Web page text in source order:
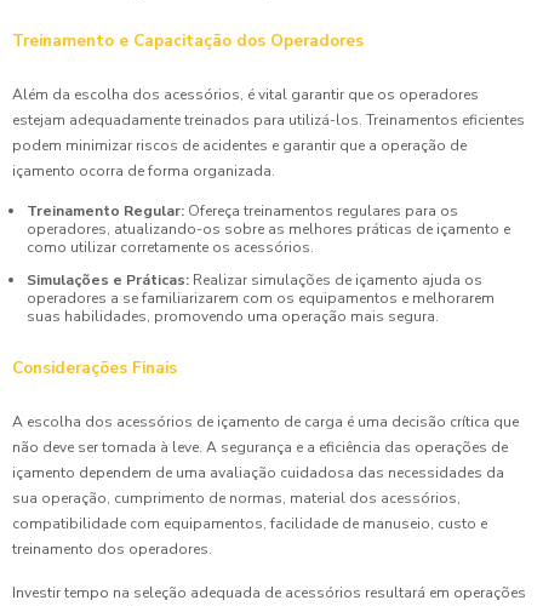
Treinamento e Capacitação dos Operadores
Além da escolha dos acessórios, é vital garantir que os operadores
estejam adequadamente treinados para utilizá-los. Treinamentos eficientes
podem minimizar riscos de acidentes e garantir que a operação de
içamento ocorra de forma organizada.
Treinamento Regular: Ofereça treinamentos regulares para os
operadores, atualizando-os sobre as melhores práticas de içamento e
como utilizar corretamente os acessórios.
Simulações e Práticas: Realizar simulações de içamento ajuda os
operadores a se familiarizarem com os equipamentos e melhorarem
suas habilidades, promovendo uma operação mais segura.
Considerações Finais
A escolha dos acessórios de içamento de carga é uma decisão crítica que
não deve ser tomada à leve. A segurança e a eficiência das operações de
içamento dependem de uma avaliação cuidadosa das necessidades da
sua operação, cumprimento de normas, material dos acessórios,
compatibilidade com equipamentos, facilidade de manuseio, custo e
treinamento dos operadores.
Investir tempo na seleção adequada de acessórios resultará em operações